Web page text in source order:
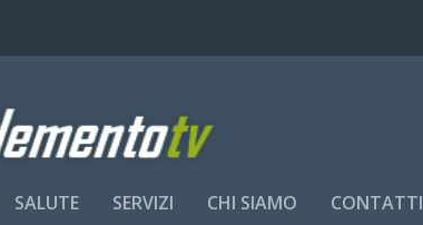
SALUTE SERVIZI CHI SIAMO CONTATTI